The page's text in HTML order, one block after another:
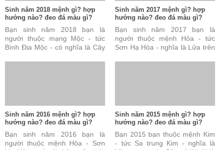
Sinh năm 2018 mệnh gì? hợp
hướng nào? đeo đá màu gì?
Bạn sinh năm 2018 bạn là
người thuộc mạng Mộc - tức
Bình Địa Mộc - có nghĩa là Cây
Sinh năm 2017 mệnh gì? hợp
hướng nào? đeo đá màu gì?
Bạn sinh năm 2017 bạn là
người thuộc mệnh Hỏa - tức
Sơn Hạ Hỏa - nghĩa là Lửa trên
Sinh năm 2016 mệnh gì? hợp
hướng nào? đeo đá màu gì?
Bạn sinh năm 2016 bạn là
người thuộc mệnh Hỏa - Sơn
Sinh năm 2015 mệnh gì? hợp
hướng nào? đeo đá màu gì?
Bạn 2015 bạn thuộc mệnh Kim
- tức Sa trung Kim - nghĩa là